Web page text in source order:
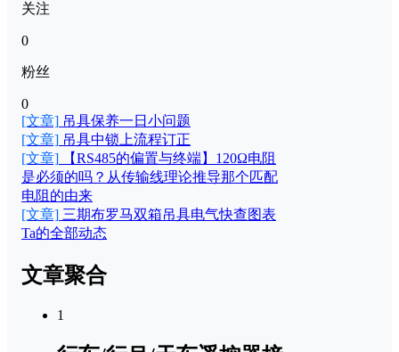
关注
0
粉丝
0
[文章] 吊具保养一日小问题
[文章] 吊具中锁上流程订正
[文章] 【RS485的偏置与终端】120Ω电阻
是必须的吗？从传输线理论推导那个匹配
电阻的由来
[文章] 三期布罗马双箱吊具电气快查图表
Ta的全部动态
文章聚合
1